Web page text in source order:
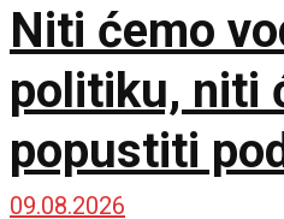
Niti ćemo
politiku, niti
popustiti
09.08.2026